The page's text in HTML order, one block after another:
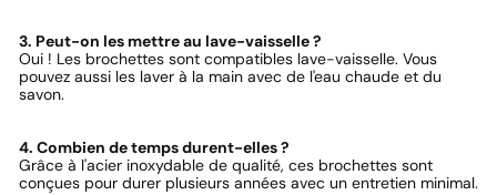
3. Peut-on les mettre au lave-vaisselle ?
Oui ! Les brochettes sont compatibles lave-vaisselle. Vous
pouvez aussi les laver à la main avec de l'eau chaude et du
savon.
4. Combien de temps durent-elles ?
Grâce à l'acier inoxydable de qualité, ces brochettes sont
conçues pour durer plusieurs années avec un entretien minimal.